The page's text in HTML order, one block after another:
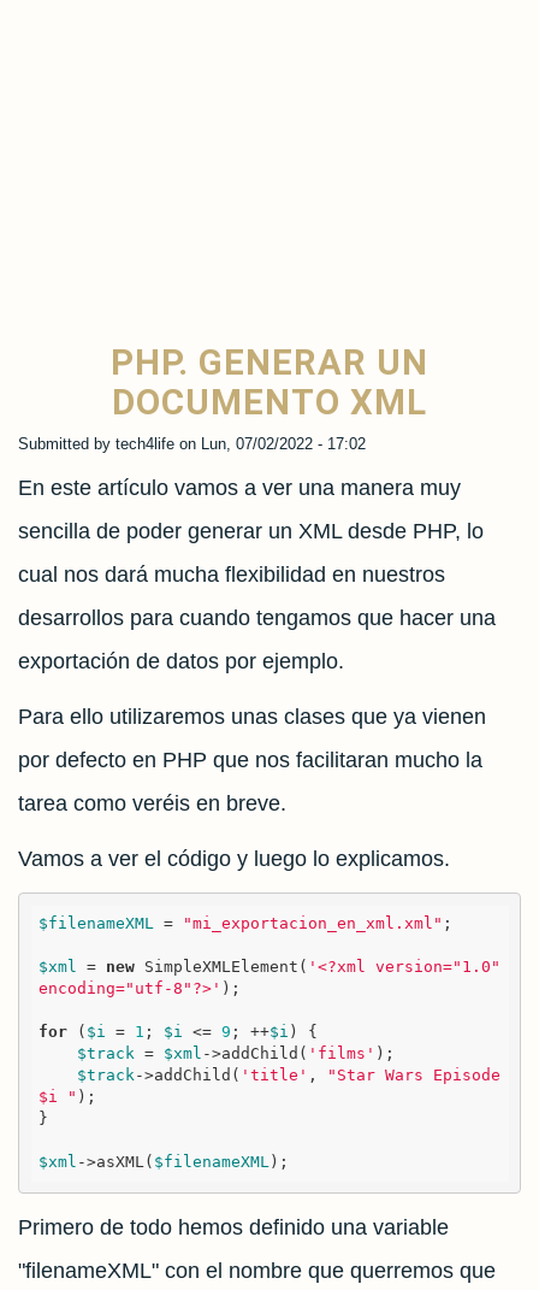
PHP. GENERAR UN
DOCUMENTO XML
Submitted by tech4life on Lun, 07/02/2022 - 17:02
En este artículo vamos a ver una manera muy
sencilla de poder generar un XML desde PHP, lo
cual nos dará mucha flexibilidad en nuestros
desarrollos para cuando tengamos que hacer una
exportación de datos por ejemplo.
Para ello utilizaremos unas clases que ya vienen
por defecto en PHP que nos facilitaran mucho la
tarea como veréis en breve.
Vamos a ver el código y luego lo explicamos.
$filenameXML = "mi_exportacion_en_xml.xml" ;
$xml = new SimpleXMLElement( '<?xml version="1.0"
encoding="utf-8"?>' );
for ( $i = 1 ; $i <= 9 ; ++$i ) {
$track = $xml ->addChild( 'films' );
$track->addChild( 'title' ,
"Star Wars Episode
$i " );
}
$xml ->asXML( $filenameXML );
Primero de todo hemos definido una variable
"filenameXML" con el nombre que querremos que